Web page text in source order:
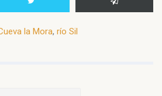
la Mora, río Sil